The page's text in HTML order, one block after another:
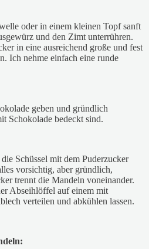
oder in einem kleinen Topf sanft
und den Zimt unterrühren.
in eine ausreichend große und fest
Ich nehme einfach eine runde
geben und gründlich
Schokolade bedeckt sind.
Schüssel mit dem Puderzucker
vorsichtig, aber gründlich,
trennt die Mandeln voneinander.
Abseihlöffel auf einem mit
verteilen und abkühlen lassen.